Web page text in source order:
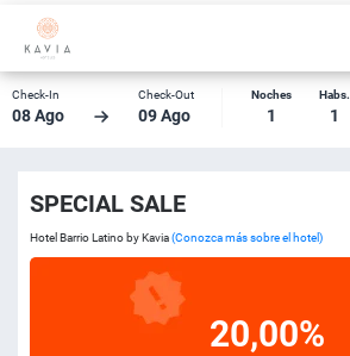
Check-In
08 Ago
Check-Out
09 Ago
Noches
1
Habs.
1
SPECIAL SALE
Hotel Barrio Latino by Kavia(Conozca más sobre el hotel)
20,00%